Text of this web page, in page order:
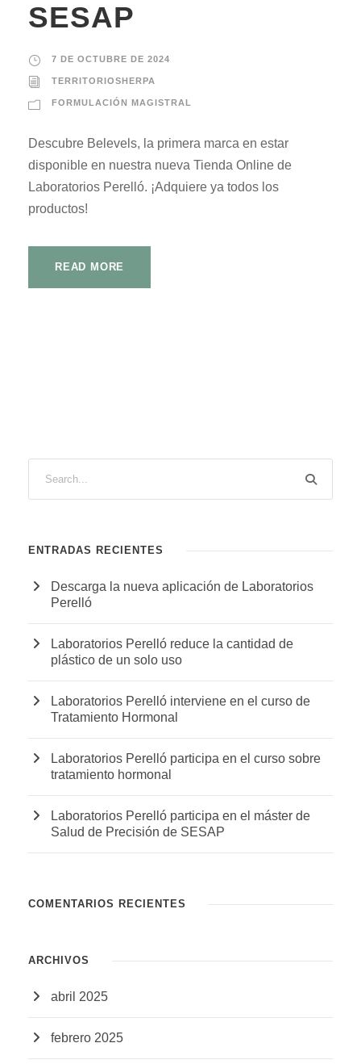
SESAP
7 DE OCTUBRE DE 2024
TERRITORIOSHERPA
FORMULACIÓN MAGISTRAL
Descubre Belevels, la primera marca en estar
disponible en nuestra nueva Tienda Online de
Laboratorios Perelló. ¡Adquiere ya todos los
productos!
READ MORE
ENTRADAS RECIENTES
Descarga la nueva aplicación de Laboratorios
Perelló
Laboratorios Perelló reduce la cantidad de
plástico de un solo uso
Laboratorios Perelló interviene en el curso de
Tratamiento Hormonal
Laboratorios Perelló participa en el curso sobre
tratamiento hormonal
Laboratorios Perelló participa en el máster de
Salud de Precisión de SESAP
COMENTARIOS RECIENTES
ARCHIVOS
abril 2025
febrero 2025